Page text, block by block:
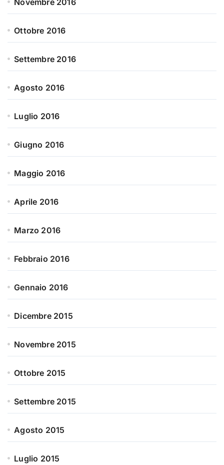
Novembre 2016
Ottobre 2016
Settembre 2016
Agosto 2016
Luglio 2016
Giugno 2016
Maggio 2016
Aprile 2016
Marzo 2016
Febbraio 2016
Gennaio 2016
Dicembre 2015
Novembre 2015
Ottobre 2015
Settembre 2015
Agosto 2015
Luglio 2015